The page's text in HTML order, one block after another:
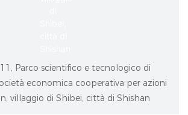
Parco scientifico e tecnologico di
economica cooperativa per azioni
villaggio di Shibei, città di Shishan